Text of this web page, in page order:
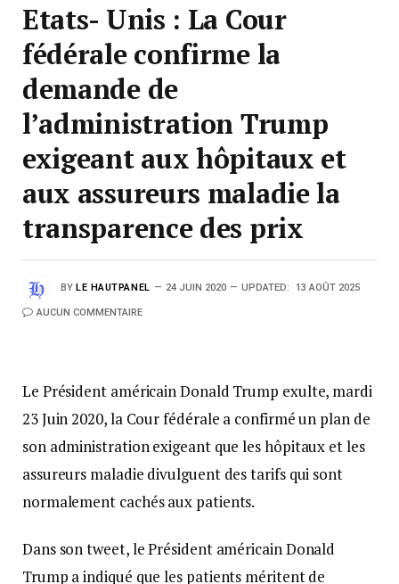
Etats- Unis : La Cour
fédérale confirme la
demande de
l’administration Trump
exigeant aux hôpitaux et
aux assureurs maladie la
transparence des prix
BY LE HAUTPANEL 24 JUIN 2020 UPDATED: 13 AOÛT 2025
AUCUN COMMENTAIRE
Le Président américain Donald Trump exulte, mardi
23 Juin 2020, la Cour fédérale a confirmé un plan de
son administration exigeant que les hôpitaux et les
assureurs maladie divulguent des tarifs qui sont
normalement cachés aux patients.
Dans son tweet, le Président américain Donald
Trump a indiqué que les patients méritent de